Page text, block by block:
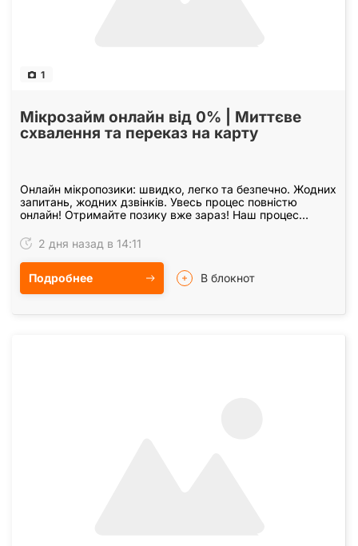
1
Мікрозайм онлайн від 0% | Миттєве
схвалення та переказ на карту
Онлайн мікропозики: швидко, легко та безпечно. Жодних
запитань, жодних дзвінків. Увесь процес повністю
онлайн! Отримайте позику вже зараз! Наш процес
2 дня назад в 14:11
Подробнее В блокнот